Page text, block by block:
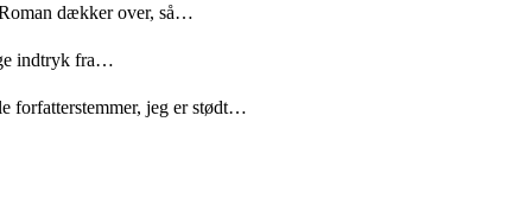
dækker over, så…
indtryk fra…
forfatterstemmer, jeg er stødt…